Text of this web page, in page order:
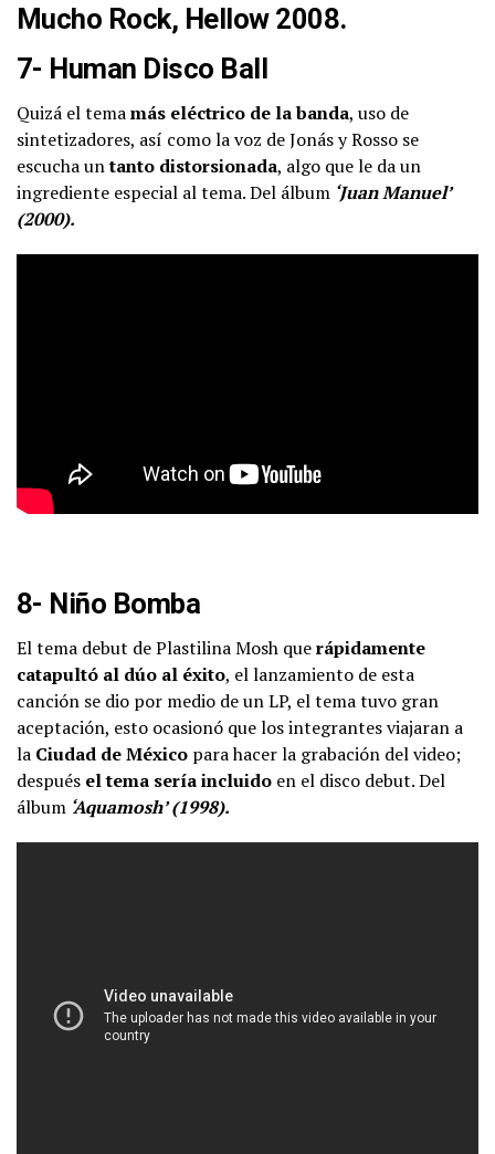
Mucho Rock, Hellow 2008.
7- Human Disco Ball
Quizá el temamás eléctrico de la banda, uso de
sintetizadores, así como la voz de Jonás y Rosso se
escucha untanto distorsionada, algo que le da un
ingrediente especial al tema. Del álbum ‘Juan Manuel’
(2000).
8- Niño Bomba
El tema debut de Plastilina Mosh querápidamente
catapultó al dúo al éxito, el lanzamiento de esta
canción se dio por medio de un LP, el tema tuvo gran
aceptación, esto ocasionó que los integrantes viajaran a
la Ciudad de México para hacer la grabación del video;
después el tema sería incluido en el disco debut. Del
álbum ‘Aquamosh’ (1998).